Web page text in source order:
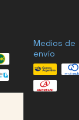
Medios de
envío